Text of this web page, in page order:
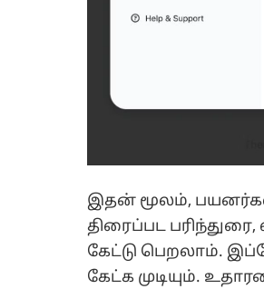
இதன் மூலம்,
திரைப்பட
கேட்டு பெறலாம்.
கேட்க முடியும்.